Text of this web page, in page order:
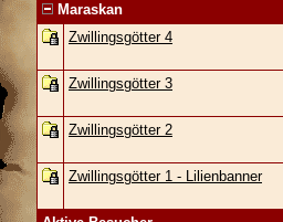
Maraskan
Zwillingsgötter 4
Zwillingsgötter 3
Zwillingsgötter 2
Zwillingsgötter 1 - Lilienbanner